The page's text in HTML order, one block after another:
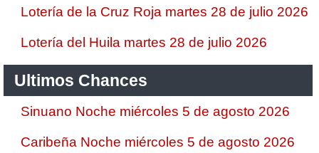
Lotería de la Cruz Roja martes 28 de julio 2026
Lotería del Huila martes 28 de julio 2026
Ultimos Chances
Sinuano Noche miércoles 5 de agosto 2026
Caribeña Noche miércoles 5 de agosto 2026